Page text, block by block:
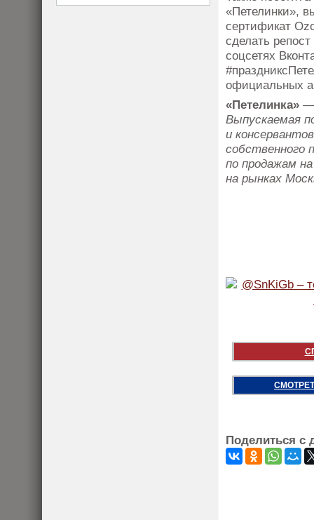
«Петелинки»,
сертификат
сделать
соцсетях
официальных
«Петелинка»
Выпускаемая
и
собственного
по продажам
на рынках
Поделиться с